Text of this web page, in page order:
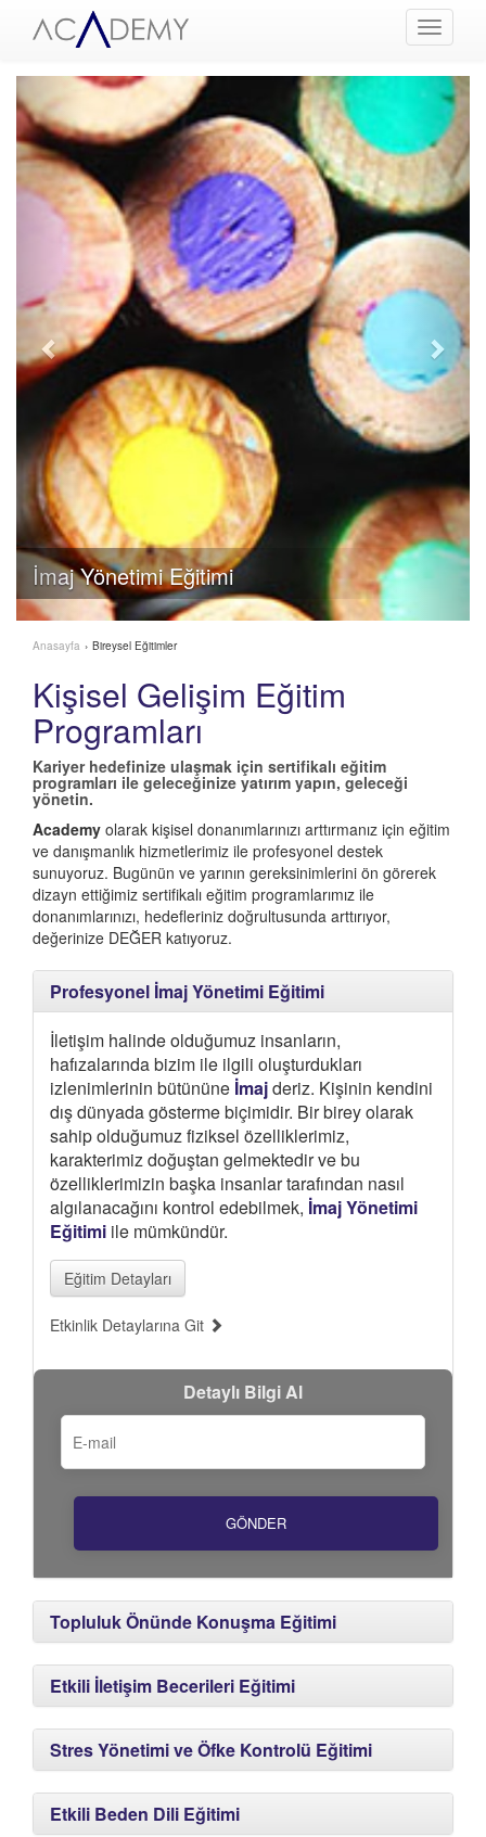
Menüyü
Aç
İmaj Yönetimi Eğitimi
Geri İleri
Anasayfa › Bireysel Eğitimler
Kişisel Gelişim Eğitim
Programları
Kariyer hedefinize ulaşmak için sertifikalı eğitim
programları ile geleceğinize yatırım yapın, geleceği
yönetin.
Academy olarak kişisel donanımlarınızı arttırmanız için eğitim
ve danışmanlık hizmetlerimiz ile profesyonel destek
sunuyoruz. Bugünün ve yarının gereksinimlerini ön görerek
dizayn ettiğimiz sertifikalı eğitim programlarımız ile
donanımlarınızı, hedefleriniz doğrultusunda arttırıyor,
değerinize DEĞER katıyoruz.
Profesyonel İmaj Yönetimi Eğitimi
İletişim halinde olduğumuz insanların,
hafızalarında bizim ile ilgili oluşturdukları
izlenimlerinin bütününe İmajderiz. Kişinin kendini
dış dünyada gösterme biçimidir. Bir birey olarak
sahip olduğumuz fiziksel özelliklerimiz,
karakterimiz doğuştan gelmektedir ve bu
özelliklerimizin başka insanlar tarafından nasıl
algılanacağını kontrol edebilmek, İmaj Yönetimi
Eğitimi ile mümkündür.
Eğitim Detayları
Etkinlik Detaylarına Git
Detaylı Bilgi Al
Topluluk Önünde Konuşma Eğitimi
Etkili İletişim Becerileri Eğitimi
Stres Yönetimi ve Öfke Kontrolü Eğitimi
Etkili Beden Dili Eğitimi